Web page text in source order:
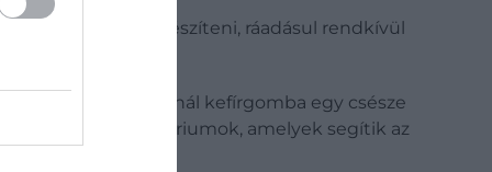
egyszerűbb elkészíteni, ráadásul rendkívül
egy teáskanál kefírgomba egy csésze
természetes baktériumok, amelyek segítik az